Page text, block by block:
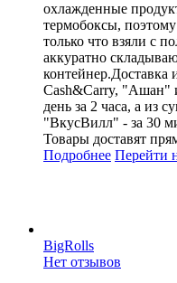
охлажденные
термобоксы,
только что взяли с
аккуратно
контейнер.Доставка
Cash&Carry, "Ашан"
день за 2 часа, а из
"ВкусВилл" - за 30
Товары доставят
Подробнее Перейти
BigRolls
Нет отзывов